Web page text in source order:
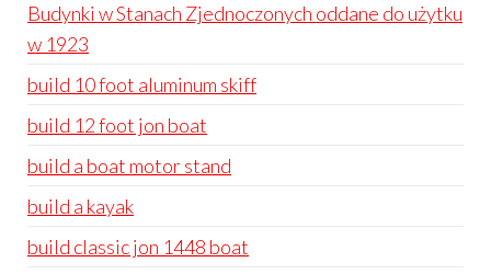
Budynki w Stanach Zjednoczonych oddane do użytku
w 1923
build 10 foot aluminum skiff
build 12 foot jon boat
build a boat motor stand
build a kayak
build classic jon 1448 boat